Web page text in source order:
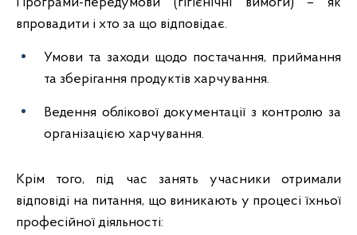
впровадити і хто за що відповідає.
Умови та заходи щодо постачання, приймання
та зберігання продуктів харчування.
Ведення облікової документації з контролю за
організацією харчування.
Крім того, під час занять учасники отримали
відповіді на питання, що виникають у процесі їхньої
професійної діяльності: